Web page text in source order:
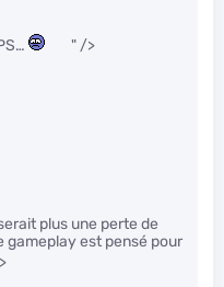
" />
plus une perte de
gameplay est pensé pour